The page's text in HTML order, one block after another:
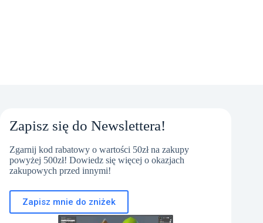
Zapisz się do Newslettera!
Zgarnij kod rabatowy o wartości 50zł na zakupy
powyżej 500zł! Dowiedz się więcej o okazjach
zakupowych przed innymi!
Zapisz mnie do zniżek